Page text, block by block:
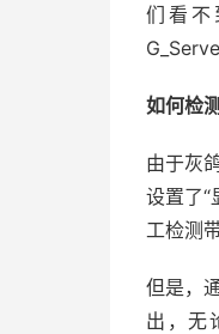
们看不
如何检
由于灰
设置了
工检测
但是，
出，无